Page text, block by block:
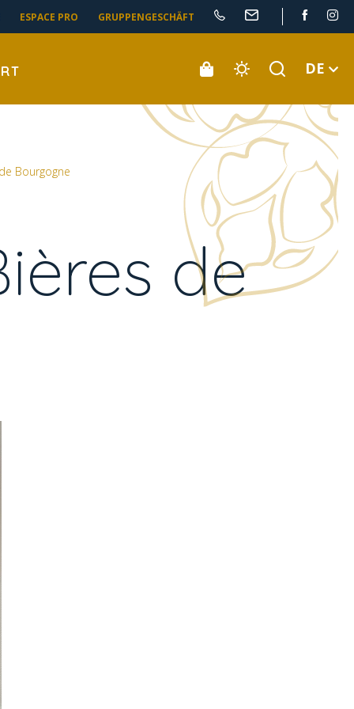
ESPACE PRO GRUPPENGESCHÄFT
DE
Bourgogne
de